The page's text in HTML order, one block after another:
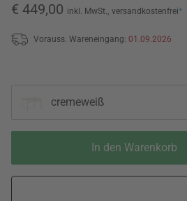
€ 449,00 inkl. MwSt., versandkostenfrei*
Vorauss. Wareneingang: 01.09.2026
cremeweiß
In den Warenkorb